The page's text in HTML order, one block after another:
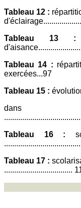
Tableau 12 :
Tableau 13 :
Tableau 14 :
exercées...97
Tableau 15 :
dans
Tableau 16 :
Tableau 17 :
..................................